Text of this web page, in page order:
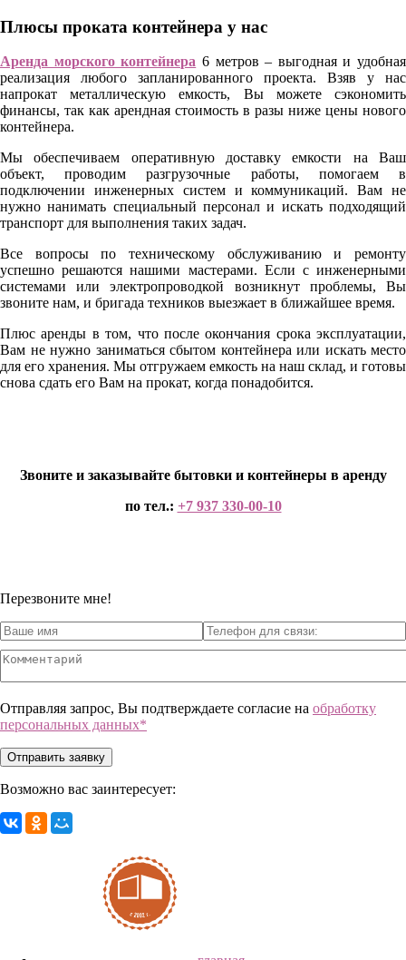
Плюсы проката контейнера у нас
Аренда морского контейнера 6 метров – выгодная и удобная
реализация любого запланированного проекта. Взяв у нас
напрокат металлическую емкость, Вы можете сэкономить
финансы, так как арендная стоимость в разы ниже цены нового
контейнера.
Мы обеспечиваем оперативную доставку емкости на Ваш
объект, проводим разгрузочные работы, помогаем в
подключении инженерных систем и коммуникаций. Вам не
нужно нанимать специальный персонал и искать подходящий
транспорт для выполнения таких задач.
Все вопросы по техническому обслуживанию и ремонту
успешно решаются нашими мастерами. Если с инженерными
системами или электропроводкой возникнут проблемы, Вы
звоните нам, и бригада техников выезжает в ближайшее время.
Плюс аренды в том, что после окончания срока эксплуатации,
Вам не нужно заниматься сбытом контейнера или искать место
для его хранения. Мы отгружаем емкость на наш склад, и готовы
снова сдать его Вам на прокат, когда понадобится.
Звоните и заказывайте бытовки и контейнеры в аренду
по тел.: +7 937 330-00-10
Перезвоните мне!
Отправляя запрос, Вы подтверждаете согласие на обработку
персональных данных*
Возможно вас заинтересует: